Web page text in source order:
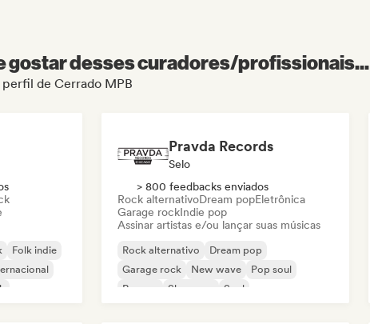
gostar desses curadores/profissionais...
de Cerrado MPB
Folk indie
Pravda Records
Selo
> 800 feedbacks enviados
Rock alternativoDream popEletrônica
Garage rockIndie pop
Assinar artistas e/ou lançar suas músicas
Rock alternativo
Dream pop
Garage rock
New wave
Pop soul
Reggae
Shoegaze Soul